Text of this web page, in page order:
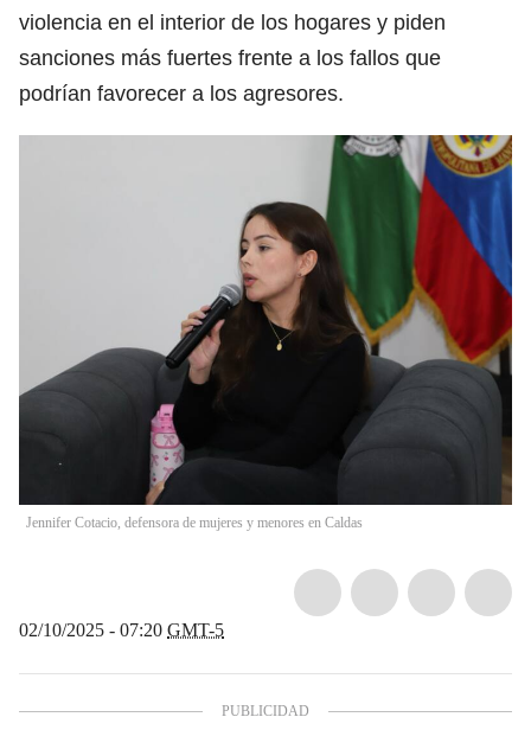
violencia en el interior de los hogares y piden
sanciones más fuertes frente a los fallos que
podrían favorecer a los agresores.
Jennifer Cotacio, defensora de mujeres y menores en Caldas
02/10/2025 - 07:20 GMT-5